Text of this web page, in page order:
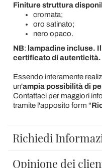
Finiture struttura
cromata;
oro satinato;
nero opaco.
NB: lampadine incluse.
certificato di autenticità.
Essendo interamente
un'ampia possibilità di
Contattaci per maggiori
tramite l'apposito form "
Richiedi
Opinione dei